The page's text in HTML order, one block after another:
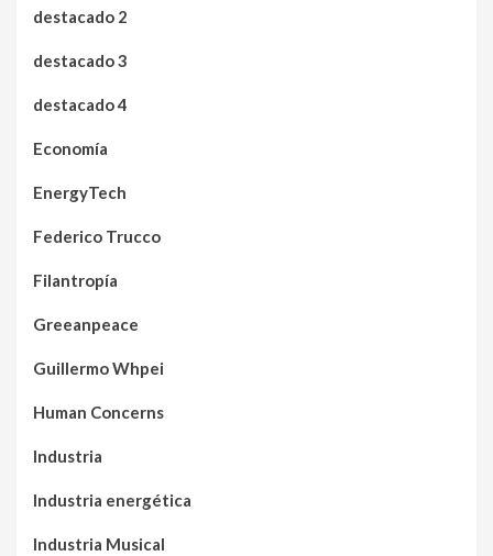
destacado 2
destacado 3
destacado 4
Economía
EnergyTech
Federico Trucco
Filantropía
Greeanpeace
Guillermo Whpei
Human Concerns
Industria
Industria energética
Industria Musical